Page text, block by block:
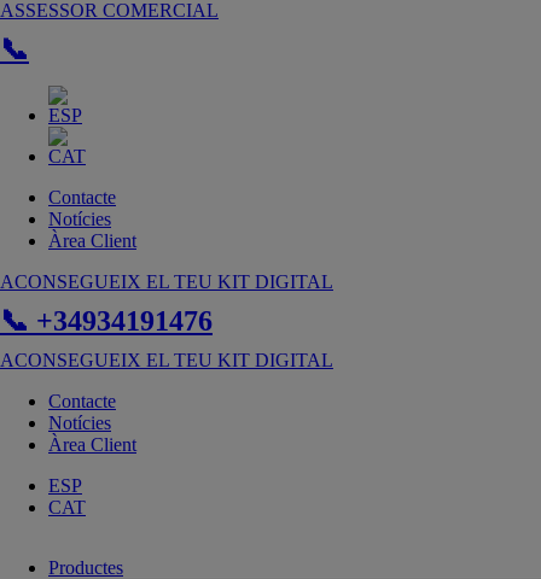
Vés
contingut
ASSESSOR COMERCIAL
📞
Contacte
Notícies
Àrea Client
ACONSEGUEIX EL TEU KIT DIGITAL
📞 +34934191476
ACONSEGUEIX EL TEU KIT DIGITAL
Contacte
Notícies
Àrea Client
ESP
CAT
Productes